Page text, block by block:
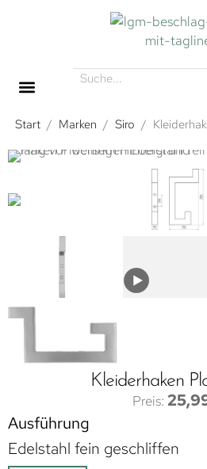
Start / Marken / Siro /
Kleiderhaken
Ausführung
Edelstahl fein geschliffen